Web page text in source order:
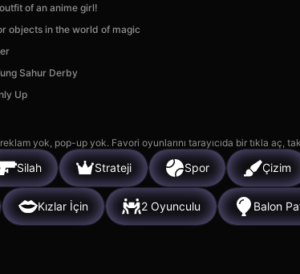
of an anime girl!
objects in the world of magic
Sahur Derby
Up
yok, pop-up yok. Favori oyunlarını tarayıcıda bir tıkla aç,
Silah Strateji Spor Çizim
Kızlar İçin 2 Oyunculu Balon